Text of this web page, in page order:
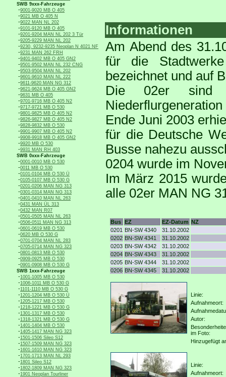
SWB 9xxx-Fahrzeuge
-9001-9020 MB O 405
-9021 MB O 405 N
-9022 MAN NL 202
-9101-9120 MB O 405
-9201-9204 MAN NL 202 3 Tür
-9205-9229 MAN NL 202
-9230, 9232-9235 Neoplan N 4021 NF
-9231 MAN 262 FRH
-9401-9402 MB O 405 GN2
-9501-9502 MAN NL 232 CNG
-9503-9504 MAN NL 202
-9601-9610 MAN NL 222
-9611-9620 MAN NG 312
-9621-9624 MB O 405 GN2
-9631 MB O 405
-9701-9716 MB O 405 N2
-9717-9721 MB O 530
-9801-9825 MB O 405 N2
-9826-9827 MB O 405 N2
-9828-9832 MB O 530
-9901-9907 MB O 405 N2
-9908-9918 MB O 405 GN2
-9920 MB O 530
-9931 MAN RH 403
SWB 0xxx-Fahrzeuge
-0001-0010 MB O 530
-0011 MB O 530
-0101-0104 MB O 530 Ü
-0105-0107 MB O 530 G
-0201-0206 MAN NG 313
-0301-0314 MAN NG 313
-0401-0410 MAN NL 263
-0431 MAN ÜL 313
-0432 MAN R07
-0501-0505 MAN NL 263
-0506-0511 MAN NG 313
-0601-0619 MB O 530
-0620 MB O 530 G
-0701-0704 MAN NL 283
-0705-0714 MAN NG 323
-0801-0813 MB O 530
-0909-0925 MB O 530
-0901-0908 MB O 530 G
SWB 1xxx-Fahrzeuge
-1001-1005 MB O 530
-1006-1011 MB O 530 G
-1101-1110 MB O 530 G
-1201-1204 MB O 530 Ü
-1205-1217 MB O 530
-1218-1221 MB O 530 G
-1301-1317 MB O 530
-1318-1321 MB O 530 G
-1401-1404 MB O 530
-1405-1417 MAN NG 323
-1501-1506 Sileo S12
-1507-1509 MAN NG 323
-1601-1610 MAN NG 323
-1701-1713 MAN NL 293
-1801 Sileo S12
-1802-1809 MAN NG 323
-1901 Neoplan Tourliner
Informationen
Am Abend des
für die
bezeichnet und auf
Die 02er sind
Ende Juni 2003
für die Deutsche
Busse nahezu
0204 wurde im
Im März 2015
alle 02er MAN NG
Bus EZ EZ-Datum NZ
0201 BN-SW 4340
31.10.2002
0202 BN-SW 4341
31.10.2002
0203 BN-SW 4342
31.10.2002
0204 BN-SW 4343
31.10.2002
0205 BN-SW 4344
31.10.2002
0206 BN-SW 4345 31.10.2002
Linie:
Aufnahmeort:
Autor:
im Foto:
Hinzugefügt
Linie:
Aufnahmeort: